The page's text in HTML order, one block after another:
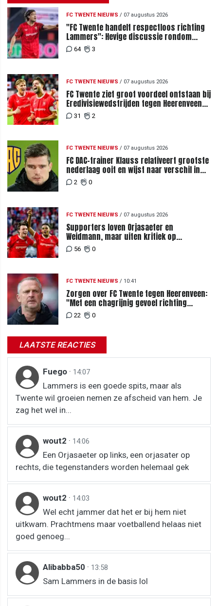
FC TWENTE NIEUWS / 07 augustus 2026
"FC Twente handelt respectloos richting
Lammers": Hevige discussie rondom
degradatie tot derde spits
64 3
FC TWENTE NIEUWS / 07 augustus 2026
FC Twente ziet groot voordeel ontstaan bij
Eredivisiewedstrijden tegen Heerenveen
en PEC Zwolle
31 2
FC TWENTE NIEUWS / 07 augustus 2026
FC DAC-trainer Klauss relativeert grootste
nederlaag ooit en wijst naar verschil in
selectiewaarden
2 0
FC TWENTE NIEUWS / 07 augustus 2026
Supporters loven Orjasaeter en
Weidmann, maar uiten kritiek op
Weghorst na ruime zege op FC DAC
56 0
FC TWENTE NIEUWS / 10:41
Zorgen over FC Twente tegen Heerenveen:
"Met een chagrijnig gevoel richting
Slowakije"
22 0
LAATSTE REACTIES
Fuego · 14:07
Lammers is een goede spits, maar als
Twente wil groeien nemen ze afscheid van hem. Je
zag het wel in...
wout2 · 14:06
Een Orjasaeter op links, een orjasater op
rechts, die tegenstanders worden helemaal gek
wout2 · 14:03
Wel echt jammer dat het er bij hem niet
uitkwam. Prachtmens maar voetballend helaas niet
goed genoeg...
Alibabba50 · 13:58
Sam Lammers in de basis lol